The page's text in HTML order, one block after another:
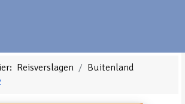
Reisverslagen
Buitenland